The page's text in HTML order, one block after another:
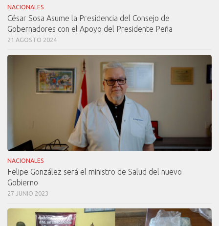
NACIONALES
César Sosa Asume la Presidencia del Consejo de
Gobernadores con el Apoyo del Presidente Peña
21 AGOSTO 2024
NACIONALES
Felipe González será el ministro de Salud del nuevo
Gobierno
27 JUNIO 2023